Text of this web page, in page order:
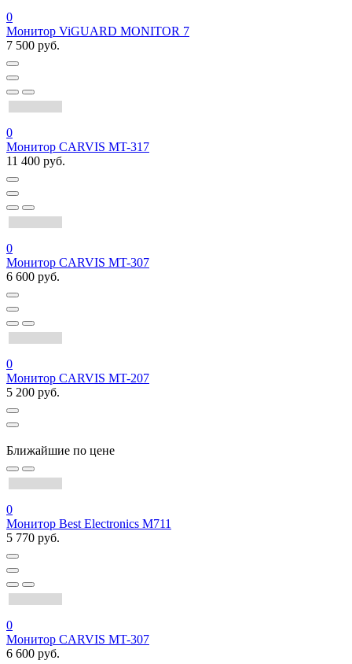
0
Монитор ViGUARD MONITOR 7
7 500 руб.
0
Монитор CARVIS MT-317
11 400 руб.
0
Монитор CARVIS MT-307
6 600 руб.
0
Монитор CARVIS MT-207
5 200 руб.
Ближайшие по цене
0
Монитор Best Electronics M711
5 770 руб.
0
Монитор CARVIS MT-307
6 600 руб.